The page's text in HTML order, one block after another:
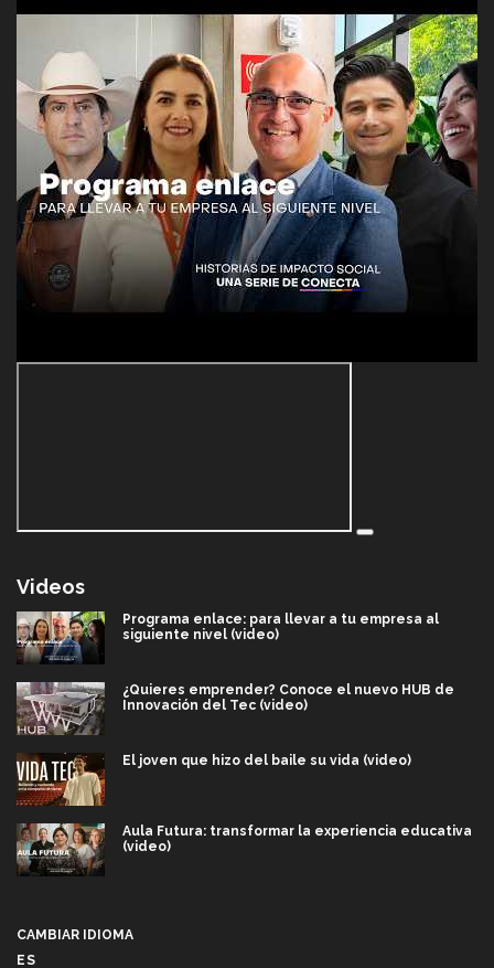
Videos
Programa enlace: para llevar a tu empresa al
siguiente nivel (video)
¿Quieres emprender? Conoce el nuevo HUB de
Innovación del Tec (video)
El joven que hizo del baile su vida (video)
Aula Futura: transformar la experiencia educativa
(video)
CAMBIAR IDIOMA
ES